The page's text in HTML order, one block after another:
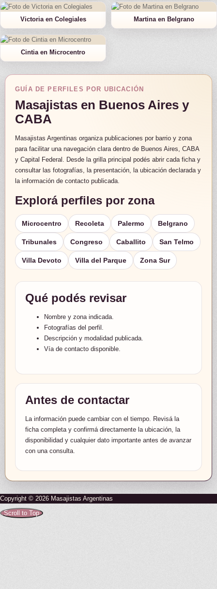
Victoria en Colegiales Martina en Belgrano
Cintia en Microcentro
GUÍA DE PERFILES POR UBICACIÓN
Masajistas en Buenos Aires y
CABA
Masajistas Argentinas organiza publicaciones por barrio y zona
para facilitar una navegación clara dentro de Buenos Aires, CABA
y Capital Federal. Desde la grilla principal podés abrir cada ficha y
consultar las fotografías, la presentación, la ubicación declarada y
la información de contacto publicada.
Explorá perfiles por zona
Microcentro Recoleta Palermo Belgrano
Tribunales Congreso Caballito San Telmo
Villa Devoto Villa del Parque Zona Sur
Qué podés revisar
Nombre y zona indicada.
Fotografías del perfil.
Descripción y modalidad publicada.
Vía de contacto disponible.
Antes de contactar
La información puede cambiar con el tiempo. Revisá la
ficha completa y confirmá directamente la ubicación, la
disponibilidad y cualquier dato importante antes de avanzar
con una consulta.
Copyright © 2026 Masajistas Argentinas
Scroll to Top